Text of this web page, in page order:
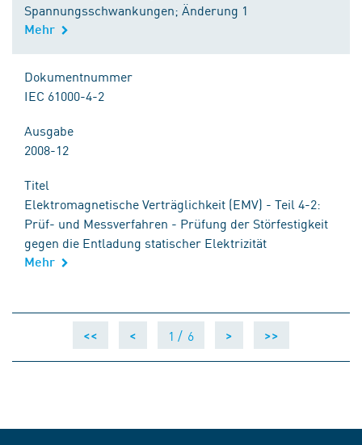
Spannungsschwankungen; Änderung 1
Mehr
Dokumentnummer
IEC 61000-4-2
Ausgabe
2008-12
Titel
Elektromagnetische Verträglichkeit (EMV) - Teil 4-2:
Prüf- und Messverfahren - Prüfung der Störfestigkeit
gegen die Entladung statischer Elektrizität
Mehr
<< < 1 / 6 > >>